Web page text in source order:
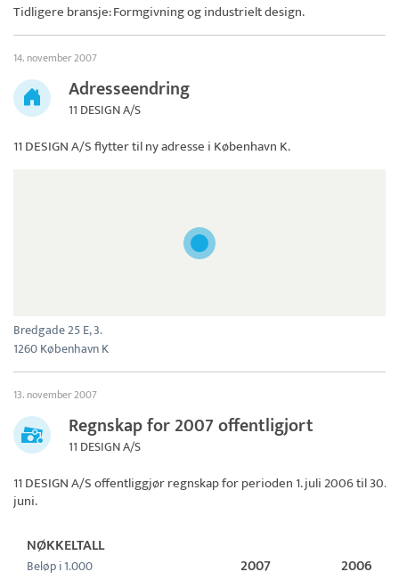
Tidligere bransje: Formgivning og industrielt design.
14. november 2007
Adresseendring
11 DESIGN A/S
11 DESIGN A/Sflytter til ny adresse i København K.
Bredgade 25 E, 3.
1260 København K
13. november 2007
Regnskap for 2007 offentligjort
11 DESIGN A/S
11 DESIGN A/Soffentliggjør regnskap for perioden 1. juli 2006 til 30.
juni.
NØKKELTALL
Beløp i 1.000 2007 2006